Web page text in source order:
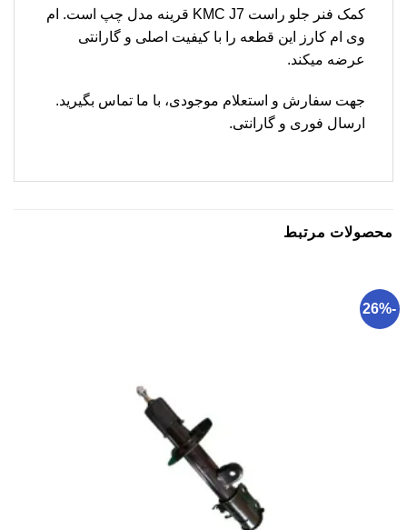
کمک فنر جلو راست KMC J7 قرینه مدل چپ است. ام
وی ام کارز این قطعه را با کیفیت اصلی و گارانتی
عرضه میکند.
جهت سفارش و استعلام موجودی، با ما تماس بگیرید.
ارسال فوری و گارانتی.
محصولات مرتبط
-26%